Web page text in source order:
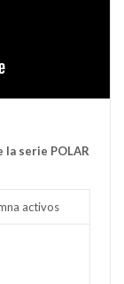
serie POLAR
activos